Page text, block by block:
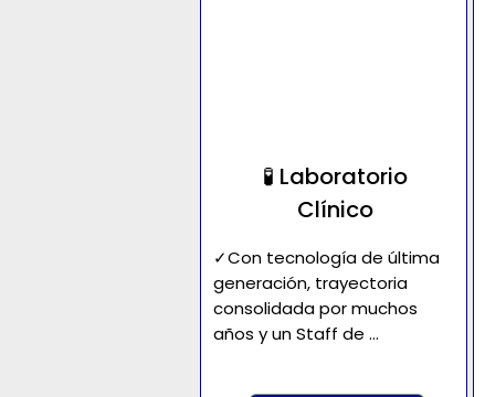
🧪 Laboratorio
Clínico
✓Con tecnología de última
generación, trayectoria
consolidada por muchos
años y un Staff de